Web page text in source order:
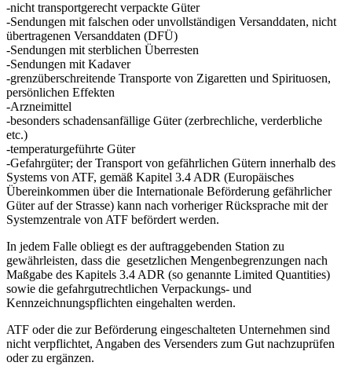
-nicht transportgerecht verpackte Güter
-Sendungen mit falschen oder unvollständigen Versanddaten, nicht
übertragenen Versanddaten (DFÜ)
-Sendungen mit sterblichen Überresten
-Sendungen mit Kadaver
-grenzüberschreitende Transporte von Zigaretten und Spirituosen,
persönlichen Effekten
-Arzneimittel
-besonders schadensanfällige Güter (zerbrechliche, verderbliche
etc.)
-temperaturgeführte Güter
-Gefahrgüter; der Transport von gefährlichen Gütern innerhalb des
Systems von ATF, gemäß Kapitel 3.4 ADR (Europäisches
Übereinkommen über die Internationale Beförderung gefährlicher
Güter auf der Strasse) kann nach vorheriger Rücksprache mit der
Systemzentrale von ATF befördert werden.
In jedem Falle obliegt es der auftraggebenden Station zu
gewährleisten, dass die gesetzlichen Mengenbegrenzungen nach
Maßgabe des Kapitels 3.4 ADR (so genannte Limited Quantities)
sowie die gefahrgutrechtlichen Verpackungs- und
Kennzeichnungspflichten eingehalten werden.
ATF oder die zur Beförderung eingeschalteten Unternehmen sind
nicht verpflichtet, Angaben des Versenders zum Gut nachzuprüfen
oder zu ergänzen.